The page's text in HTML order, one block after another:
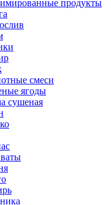
продукты
смеси
ягоды
сушеная